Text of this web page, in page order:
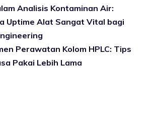
Analisis Kontaminan Air:
Uptime Alat Sangat Vital bagi
Perawatan Kolom HPLC: Tips
Pakai Lebih Lama